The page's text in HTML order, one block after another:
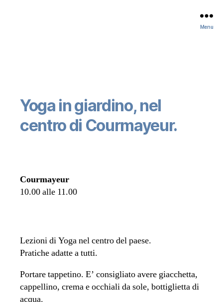
Menu
Yoga in giardino, nel
centro di Courmayeur.
Courmayeur
10.00 alle 11.00
Lezioni di Yoga nel centro del paese.
Pratiche adatte a tutti.
Portare tappetino. E’ consigliato avere giacchetta,
cappellino, crema e occhiali da sole, bottiglietta di
acqua.